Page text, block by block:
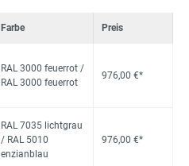
Farbe Preis
RAL 3000 feuerrot /
RAL 3000 feuerrot
976,00 €*
RAL 7035 lichtgrau
/ RAL 5010
enzianblau
976,00 €*